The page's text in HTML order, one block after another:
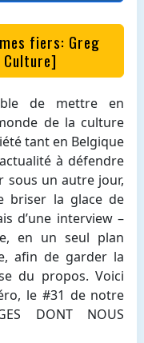
fiers: Greg
Culture]
de mettre en
de la culture
tant en Belgique
à défendre
sous un autre jour,
briser la glace de
d’une interview –
en un seul plan
afin de garder la
du propos. Voici
le #31 de notre
DONT NOUS